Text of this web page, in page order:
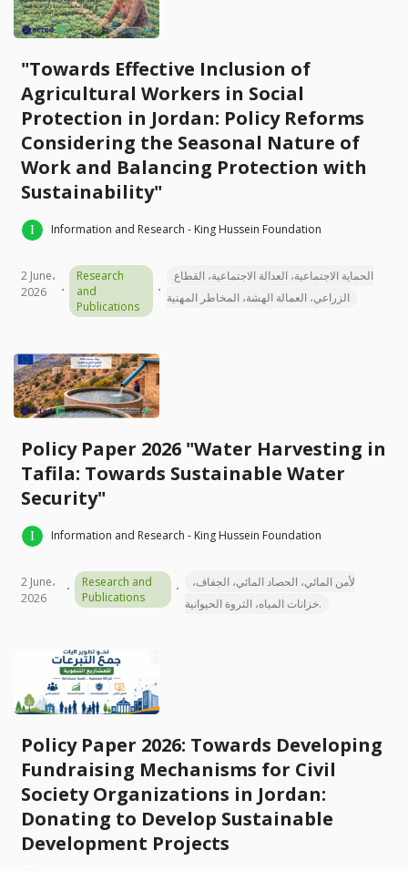
"Towards Effective Inclusion of
Agricultural Workers in Social
Protection in Jordan: Policy Reforms
Considering the Seasonal Nature of
Work and Balancing Protection with
Sustainability"
Information and Research - King Hussein Foundation
2 June،
2026
Research
and
Publications
الحماية الاجتماعية، العدالة الاجتماعية، القطاع
الزراعي، العمالة الهشة، المخاطر المهنية
Policy Paper 2026 "Water Harvesting in
Tafila: Towards Sustainable Water
Security"
Information and Research - King Hussein Foundation
2 June،
2026
Research and
Publications
لأمن المائي، الحصاد المائي، الجفاف،
خزانات المياه، الثروة الحيوانية.
Policy Paper 2026: Towards Developing
Fundraising Mechanisms for Civil
Society Organizations in Jordan:
Donating to Develop Sustainable
Development Projects